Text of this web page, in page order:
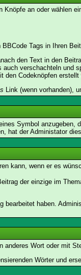
an oder wählen
Tags in Ihren
den Text in den
verschachteln und
Codeknöpfen erstellt
Link (wenn vorhanden),
Symbol anzugeben,
hat der Administator
kann, wenn er es
der einzige im
haben.
anderes Wort oder mit
Wörter und